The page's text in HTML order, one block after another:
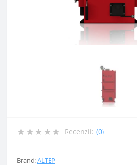
Recenzii: (0)
Brand:ALTEP